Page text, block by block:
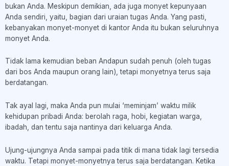
bukan Anda. Meskipun demikian, ada juga monyet kepunyaan
Anda sendiri, yaitu, bagian dari uraian tugas Anda. Yang pasti,
kebanyakan monyet-monyet di kantor Anda itu bukan seluruhnya
monyet Anda.
Tidak lama kemudian beban Andapun sudah penuh (oleh tugas
dari bos Anda maupun orang lain), tetapi monyetnya terus saja
berdatangan.
Tak ayal lagi, maka Anda pun mulai ‘meminjam’ waktu milik
kehidupan pribadi Anda: berolah raga, hobi, kegiatan warga,
ibadah, dan tentu saja nantinya dari keluarga Anda.
Ujung-ujungnya Anda sampai pada titik di mana tidak lagi tersedia
waktu. Tetapi monyet-monyetnya terus saja berdatangan. Ketika